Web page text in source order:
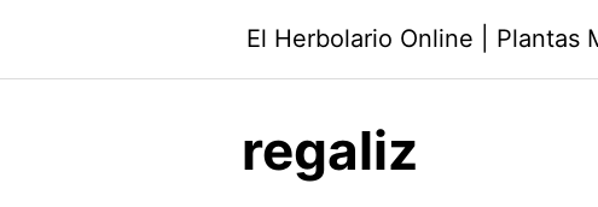
El Herbolario Online | Plantas
regaliz